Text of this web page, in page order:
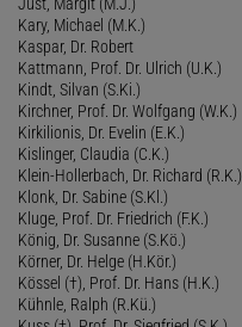
Kary, Michael (M.K.)
Kaspar, Dr. Robert
Kattmann, Prof. Dr. Ulrich (U.K.)
Kindt, Silvan (S.Ki.)
Kirchner, Prof. Dr. Wolfgang (W.K.)
Kirkilionis, Dr. Evelin (E.K.)
Kislinger, Claudia (C.K.)
Klein-Hollerbach, Dr. Richard (R.K.)
Klonk, Dr. Sabine (S.Kl.)
Kluge, Prof. Dr. Friedrich (F.K.)
König, Dr. Susanne (S.Kö.)
Körner, Dr. Helge (H.Kör.)
Kössel (†), Prof. Dr. Hans (H.K.)
Kühnle, Ralph (R.Kü.)